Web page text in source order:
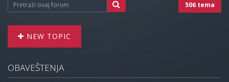
506 tema
NEW TOPIC
OBAVEŠTENJA